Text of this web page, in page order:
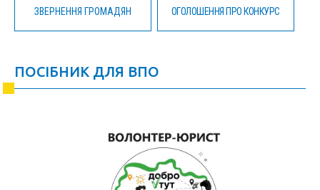
ЗВЕРНЕННЯ ГРОМАДЯН ОГОЛОШЕННЯ ПРО КОНКУРС
ПОСІБНИК ДЛЯ ВПО